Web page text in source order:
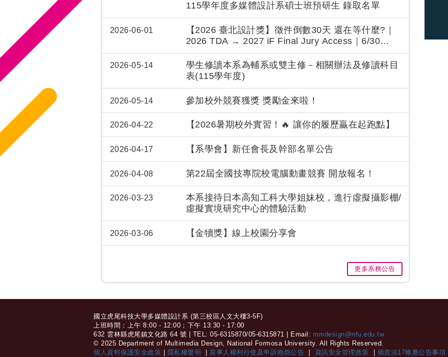
115學年度多媒體設計系碩士班預研生 錄取名單
2026-06-01
【2026 臺北設計獎】徵件倒數30天 還在等什麼?｜
2026 TDA → 2027 iF Final Jury Access｜6/30
Deadline連結
2026-05-14
學生修讀本系為輔系或雙主修－相關辦法及修讀科目
表(115學年度)
2026-05-14 參加校外競賽獲獎 獎勵金來啦！
2026-04-22 【2026暑期校外實習！🔥 讓你的履歷贏在起跑點】
2026-04-17 【系學會】新任會長及幹部名單公告
2026-04-08 第22屆全國技專院校電腦動畫競賽 開放報名！
2026-03-23
本系接待日本高知工科大學姐妹校，進行虛擬攝影棚/
虛擬實境研究中心的體驗活動
2026-03-06 【金犢獎】線上校園分享會
更多系務公告
::: 國立虎尾科技大學多媒體設計系 (第三校區人文大樓3-5F)
上班時間：上午 8:00 - 12:00；下午 13:30 - 17:00
632 雲林縣虎尾鎮文化路 64 號 | TEL: 05-6315870/05-6315871 | Email: mmdesign@nfu.edu.tw
© 2025 Department of Multimedia Design, National Formosa University. All Rights Reserved.
個人資料保護安全政策
隱私權聲明 當事人權利行使及申訴抱怨公告 資訊安全管理政策 個資法17條應公告事項